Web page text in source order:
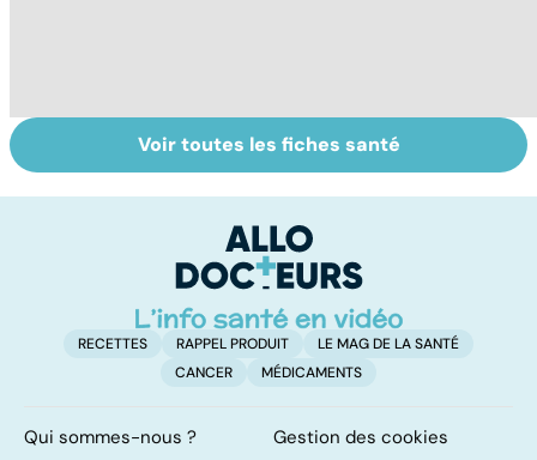
Tout savoir sur
les infections
Inflammation des
amygdales : que
d'angine ?
Voir toutes les fiches santé
RECETTES RAPPEL PRODUIT
LE MAG DE LA SANTÉ
CANCER
MÉDICAMENTS
Qui sommes-nous ?
Gestion des cookies